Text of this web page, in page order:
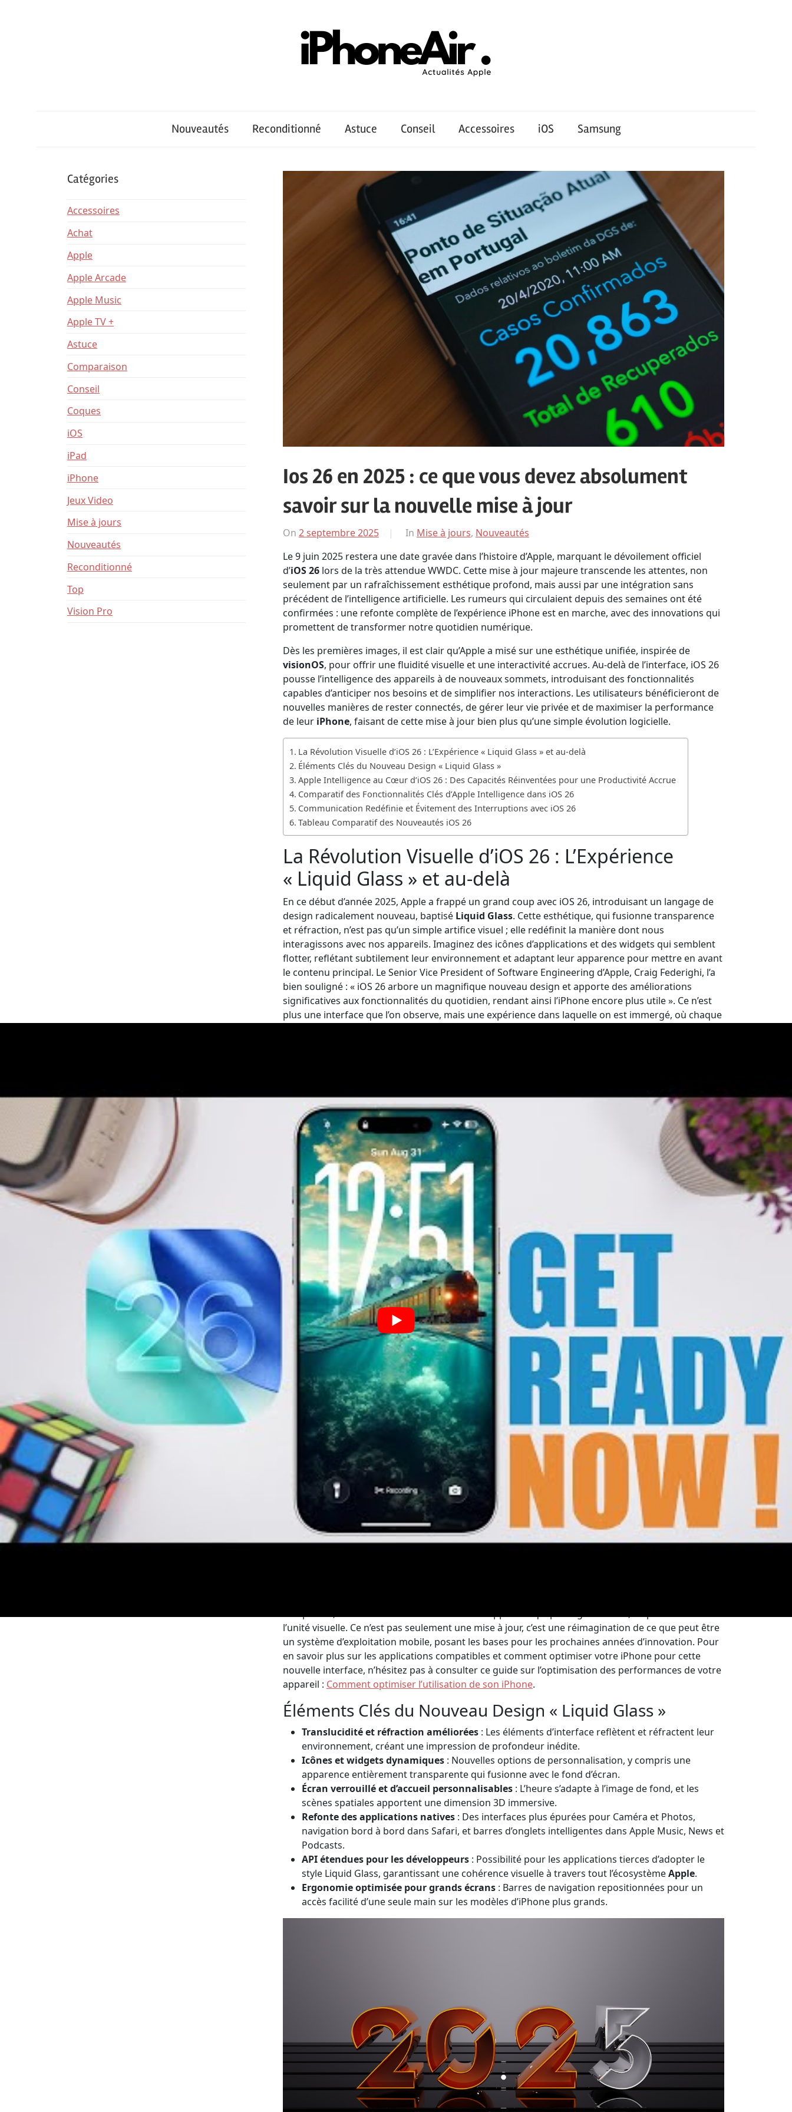
–
Achat
–
Reconditionné
–
News
Nouveautés Reconditionné Astuce Conseil Accessoires iOS Samsung
Ios 26 en 2025 : ce que vous devez absolument
savoir sur la nouvelle mise à jour
On 2 septembre 2025
By
Guillaume
In Mise à jours, Nouveautés
Le 9 juin 2025 restera une date gravée dans l’histoire d’Apple, marquant le dévoilement officiel
d’iOS 26lors de la très attendue WWDC. Cette mise à jour majeure transcende les attentes, non
seulement par un rafraîchissement esthétique profond, mais aussi par une intégration sans
précédent de l’intelligence artificielle. Les rumeurs qui circulaient depuis des semaines ont été
confirmées : une refonte complète de l’expérience iPhone est en marche, avec des innovations qui
promettent de transformer notre quotidien numérique.
Dès les premières images, il est clair qu’Apple a misé sur une esthétique unifiée, inspirée de
visionOS, pour offrir une fluidité visuelle et une interactivité accrues. Au-delà de l’interface, iOS 26
pousse l’intelligence des appareils à de nouveaux sommets, introduisant des fonctionnalités
capables d’anticiper nos besoins et de simplifier nos interactions. Les utilisateurs bénéficieront de
nouvelles manières de rester connectés, de gérer leur vie privée et de maximiser la performance
de leur iPhone, faisant de cette mise à jour bien plus qu’une simple évolution logicielle.
La Révolution Visuelle d’iOS 26 : L’Expérience « Liquid Glass » et au-delà
Éléments Clés du Nouveau Design « Liquid Glass »
Apple Intelligence au Cœur d’iOS 26 : Des Capacités Réinventées pour une Productivité Accrue
Comparatif des Fonctionnalités Clés d’Apple Intelligence dans iOS 26
Communication Redéfinie et Évitement des Interruptions avec iOS 26
Tableau Comparatif des Nouveautés iOS 26
La Révolution Visuelle d’iOS 26 : L’Expérience
« Liquid Glass » et au-delà
En ce début d’année 2025, Apple a frappé un grand coup avec iOS 26, introduisant un langage de
design radicalement nouveau, baptisé Liquid Glass. Cette esthétique, qui fusionne transparence
et réfraction, n’est pas qu’un simple artifice visuel ; elle redéfinit la manière dont nous
interagissons avec nos appareils. Imaginez des icônes d’applications et des widgets qui semblent
flotter, reflétant subtilement leur environnement et adaptant leur apparence pour mettre en avant
le contenu principal. Le Senior Vice President of Software Engineering d’Apple, Craig Federighi, l’a
bien souligné : « iOS 26 arbore un magnifique nouveau design et apporte des améliorations
significatives aux fonctionnalités du quotidien, rendant ainsi l’iPhone encore plus utile ». Ce n’est
plus une interface que l’on observe, mais une expérience dans laquelle on est immergé, où chaque
Cette refonte ne se limite pas à l’écran d’accueil ou de verrouillage. Elle s’étend en profondeur à
travers les applications natives, transformant des expériences familières en quelque chose de neuf
et d’intuitif. Prenons l’exemple de l’applicationCaméra
: sa disposition a été simplifiée et épurée,
éliminant les distractions visuelles pour permettre aux utilisateurs de se concentrer pleinement
sur la capture de l’instant. L’application Photos
, quant à elle, bénéficie de nouveaux onglets
distincts pour la photothèque et les collections, facilitant une navigation plus fluide et une
organisation plus intuitive de nos souvenirs numériques. Safari, le navigateur emblématique
d’Apple, a été optimisé pour afficher davantage de contenu en étendant les pages web du bord
supérieur au bord inférieur de l’écran, tout en assurant un accès aisé aux actions courantes telles
que le rafraîchissement ou la recherche. L’impact est immédiat : une lecture plus immersive et
moins d’interruptions. Dans des applications commeApple Music, News et Podcasts, la barre
d’onglets flottante au-dessus du contenu se rétrécit intelligemment lorsque l’utilisateur se
concentre sur le contenu en cours de consultation, puis s’étend à nouveau lors du défilement,
illustrant parfaitement la philosophie de design adaptatif d’iOS 26. Ces ajustements ne sont pas
seulement esthétiques ; ils visent à rendre chaque interaction plus naturelle et plus efficace,
renforçant la conviction d’Apple que le design doit servir la fonctionnalité. Pour découvrir plus de
nouveautés visuelles, vous pouvez consulter des aperçus détaillés sur
approche globale garantit que, quel que soit l’appareil, l’utilisateur retrouvera une expérience
cohérente et esthétiquement plaisante.
Cela pourrait vous interrésser : Where is it safe to buy a refurbished iPhone?
L’intégration de Liquid Glass et de cette nouvelle philosophie de design n’est pas exclusive aux
applications Apple. Grâce à un ensemble d’API actualisé, les développeurs tiers ont désormais la
capacité d’incorporer ces matériaux et composants dynamiques dans leurs propres applications.
Cela signifie que l’aspect « verre liquide » pourra s’étendre à l’ensemble de l’
App Store, offrant une
cohérence visuelle sur l’ensemble de l’écosystème. Cette ouverture aux développeurs est cruciale
pour l’adoption et l’enrichissement de ce nouveau design. Un utilisateur, par exemple, pourrait
télécharger une application de fitness et constater que ses graphiques et ses menus adoptent les
mêmes effets de transparence et de profondeur que les applications natives d’Apple, créant une
expérience utilisateur plus unifiée et agréable. Les barres de navigation, désormais souvent
placées en bas de l’écran, sont également un clin d’œil à l’ergonomie des grandsiPhone, facilitant
l’unité visuelle. Ce n’est pas seulement une mise à jour, c’est une réimagination de ce que peut être
un système d’exploitation mobile, posant les bases pour les prochaines années d’innovation. Pour
en savoir plus sur les applications compatibles et comment optimiser votre iPhone pour cette
nouvelle interface, n’hésitez pas à consulter ce guide sur l’optimisation des performances de votre
appareil : Comment optimiser l’utilisation de son iPhone.
Éléments Clés du Nouveau Design « Liquid Glass »
Translucidité et réfraction améliorées: Les éléments d’interface reflètent et réfractent leur
environnement, créant une impression de profondeur inédite.
Icônes et widgets dynamiques: Nouvelles options de personnalisation, y compris une
apparence entièrement transparente qui fusionne avec le fond d’écran.
Écran verrouillé et d’accueil personnalisables: L’heure s’adapte à l’image de fond, et les
scènes spatiales apportent une dimension 3D immersive.
Refonte des applications natives: Des interfaces plus épurées pour Caméra et Photos,
navigation bord à bord dans Safari, et barres d’onglets intelligentes dans Apple Music, News et
Podcasts.
API étendues pour les développeurs: Possibilité pour les applications tierces d’adopter le
style Liquid Glass, garantissant une cohérence visuelle à travers tout l’écosystèmeApple.
Ergonomie optimisée pour grands écrans: Barres de navigation repositionnées pour un
accès facilité d’une seule main sur les modèles d’iPhone plus grands.
Catégories
Accessoires
Achat
Apple
Apple Arcade
Apple Music
Apple TV +
Astuce
Comparaison
Conseil
Coques
iOS
iPad
iPhone
Jeux Video
Mise à jours
Nouveautés
Reconditionné
Top
Vision Pro